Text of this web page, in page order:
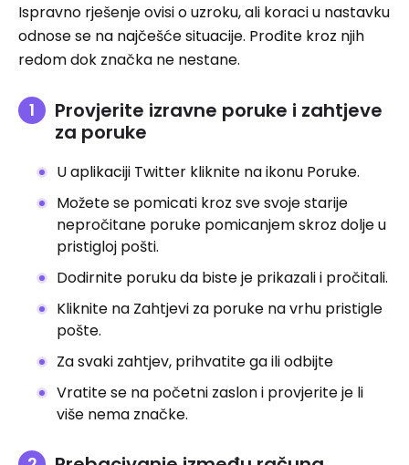
Ispravno rješenje ovisi o uzroku, ali koraci u nastavku
odnose se na najčešće situacije. Prođite kroz njih
redom dok značka ne nestane.
Provjerite izravne poruke i zahtjeve
za poruke
U aplikaciji Twitter kliknite na ikonu Poruke.
Možete se pomicati kroz sve svoje starije
nepročitane poruke pomicanjem skroz dolje u
pristigloj pošti.
Dodirnite poruku da biste je prikazali i pročitali.
Kliknite na Zahtjevi za poruke na vrhu pristigle
pošte.
Za svaki zahtjev, prihvatite ga ili odbijte
Vratite se na početni zaslon i provjerite je li
više nema značke.